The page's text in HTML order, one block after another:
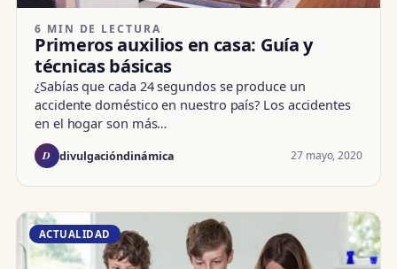
6 MIN DE LECTURA
Primeros auxilios en casa: Guía y
técnicas básicas
¿Sabías que cada 24 segundos se produce un
accidente doméstico en nuestro país? Los accidentes
en el hogar son más…
D divulgacióndinámica 27 mayo, 2020
ACTUALIDAD